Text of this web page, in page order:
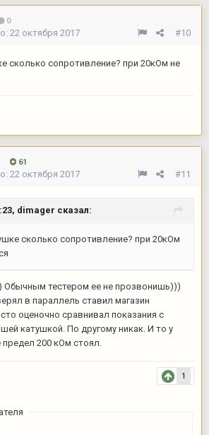
0
#10
22 октября 2017
сколько сопротивление? при 20кОм не
61
#11
22 октября 2017
dimager сказал:
сколько сопротивление? при 20кОм
тестером ее не прозвонишь)))
в параллель ставил магазин
оценочно сравнивал показания с
катушкой. По другому никак. И то у
200 кОм стоял.
1